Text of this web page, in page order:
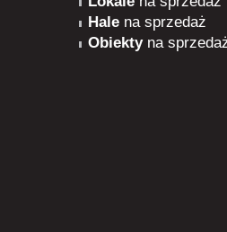
Hale na sprzedaż
Obiektyna